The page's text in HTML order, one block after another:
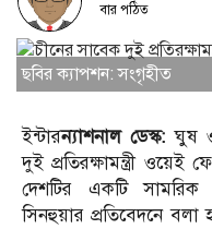
বার পঠিত
ছবির ক্যাপশন: সংগৃহীত
ইন্টারন্যাশনাল ডেস্ক: ঘুষ
দুই প্রতিরক্ষামন্ত্রী ওয়েই
দেশটির একটি সামরিক
সিনহুয়ার প্রতিবেদনে